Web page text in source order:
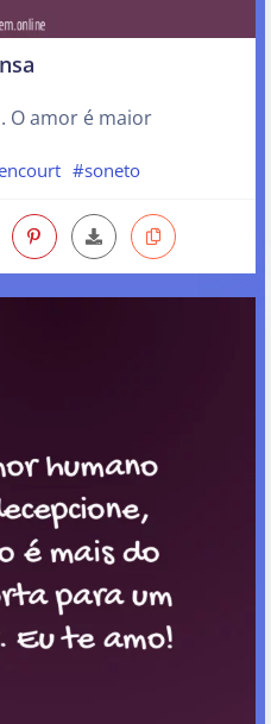
O amor é maior
#soneto